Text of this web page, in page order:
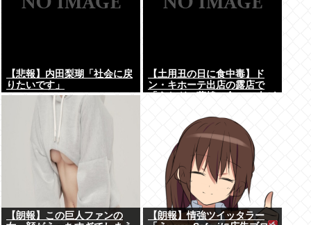
【悲報】内田梨瑚「社会に戻
りたいです」
【土用丑の日に食中毒】ド
ン・キホーテ出店の露店で
【朗報】この巨人ファンの
【朗報】情強ツイッタラー